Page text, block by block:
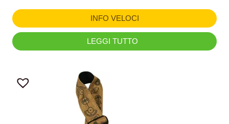
INFO VELOCI
LEGGI TUTTO